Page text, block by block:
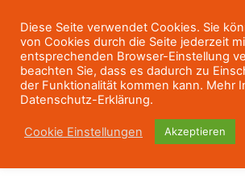
Diese Seite verwendet Cookies. Sie
von Cookies durch die Seite jederzeit
entsprechenden Browser-Einstellung
beachten Sie, dass es dadurch zu
der Funktionalität kommen kann. Mehr
Datenschutz-Erklärung.
Cookie Einstellungen Akzeptieren